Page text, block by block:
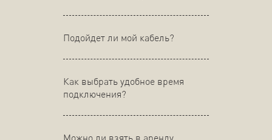
Подойдет ли мой кабель?
Как выбрать удобное время
подключения?
Можно ли взять в аренду